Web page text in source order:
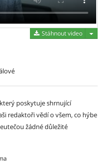
Stáhnout video
poskytuje shrnující
redaktoři vědí o všem, co hýbe
žádné důležité